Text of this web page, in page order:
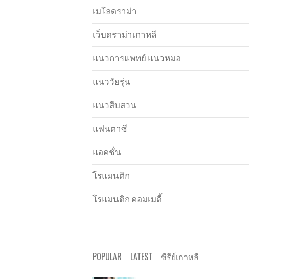
เมโลดราม่า
เว็บดราม่าเกาหลี
แนวการแพทย์ แนวหมอ
แนววัยรุ่น
แนวสืบสวน
แฟนตาซี
แอคชั่น
โรแมนติก
โรแมนติก คอมเมดี้
POPULAR LATEST ซีรีย์เกาหลี